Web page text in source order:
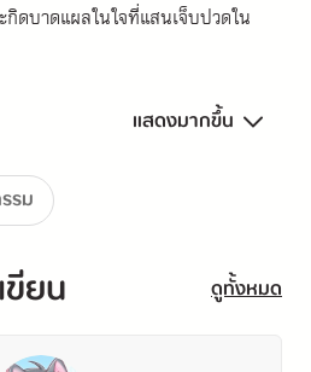
กิดบาดแผลในใจที่แสนเจ็บปวดใน
นล่า มู่ถงจึงตัดสินใจออกล่าอาชญากร
มือจาก 'เจเรเมีย' มาเป็นคู่หูจำเป็น
เศษเมเทเออร์ที่เขาไม่ค่อยชอบหน้า
แสดงมากขึ้น
รม
ยน ดูทั้งหมด